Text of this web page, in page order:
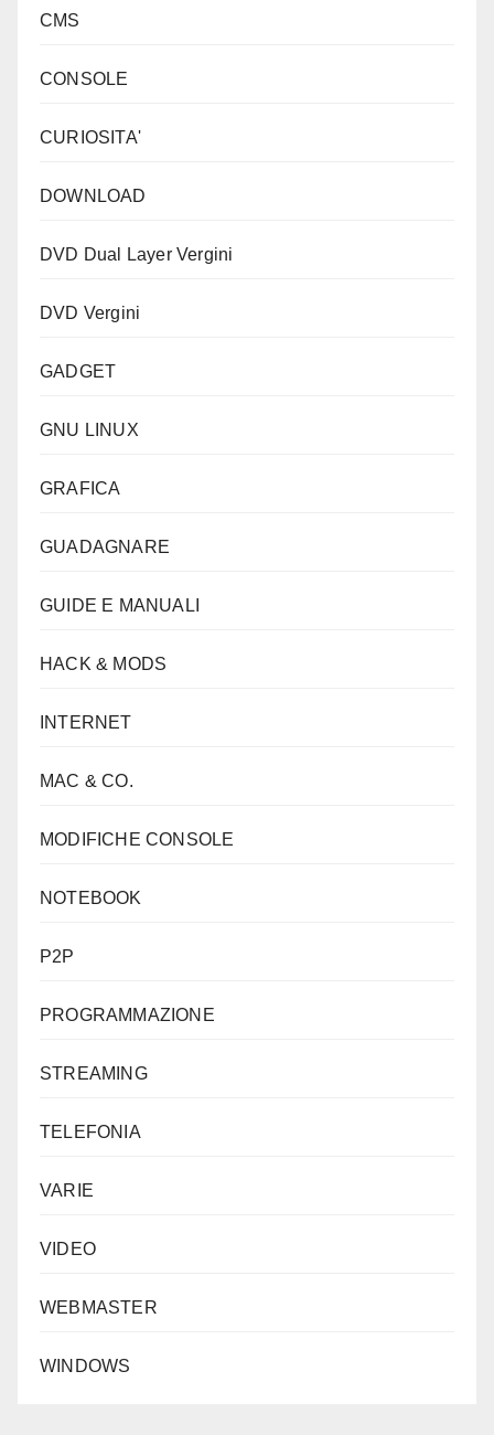
CMS
CONSOLE
CURIOSITA'
DOWNLOAD
DVD Dual Layer Vergini
DVD Vergini
GADGET
GNU LINUX
GRAFICA
GUADAGNARE
GUIDE E MANUALI
HACK & MODS
INTERNET
MAC & CO.
MODIFICHE CONSOLE
NOTEBOOK
P2P
PROGRAMMAZIONE
STREAMING
TELEFONIA
VARIE
VIDEO
WEBMASTER
WINDOWS